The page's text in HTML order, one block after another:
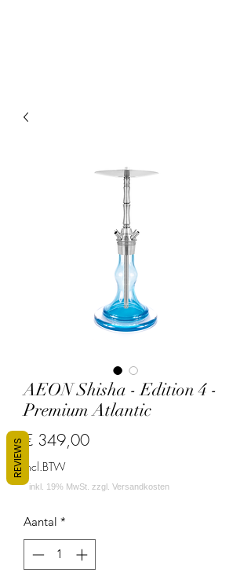
AEON Shisha - Edition 4 -
Premium Atlantic
€ 349,00Prijs
incl.BTW
Aantal *
REVIEWS